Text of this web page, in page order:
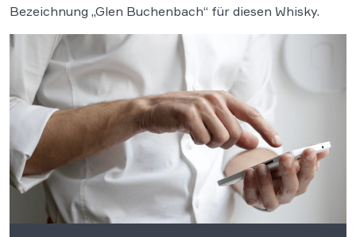
Bezeichnung „Glen Buchenbach“ für diesen Whisky.